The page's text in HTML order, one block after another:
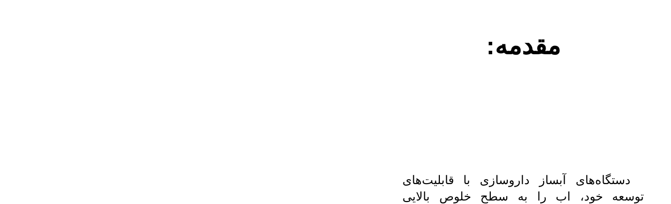
مقدمه:
دستگاه‌های آبساز داروسازی با قابلیت‌های
توسعه خود، اب را به سطح خلوص بالایی